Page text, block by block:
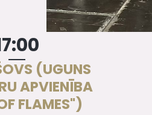
(UGUNS
APVIENĪBA
FLAMES")